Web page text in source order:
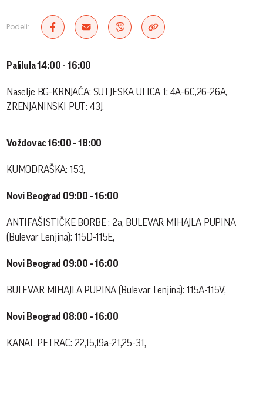
Podeli:
Palilula 14:00 - 16:00
Naselje BG-KRNJAČA: SUTJESKA ULICA 1: 4A-6C,26-26A,
ZRENJANINSKI PUT: 43J,
Voždovac 16:00 - 18:00
KUMODRAŠKA: 153,
Novi Beograd 09:00 - 16:00
ANTIFAŠISTIČKE BORBE : 2a, BULEVAR MIHAJLA PUPINA
(Bulevar Lenjina): 115D-115E,
Novi Beograd 09:00 - 16:00
BULEVAR MIHAJLA PUPINA (Bulevar Lenjina): 115A-115V,
Novi Beograd 08:00 - 16:00
KANAL PETRAC: 22,15,19a-21,25-31,